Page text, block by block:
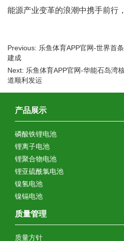
能源产业变革的浪潮中携手前行
Previous: 乐鱼体育APP官网-世界首
建成
Next: 乐鱼体育APP官网-华能石岛湾
道顺利发运
产品展示
磷酸铁锂电池
锂离子电池
锂聚合物电池
锂亚硫酰氯电池
镍氢电池
镍镉电池
质量管理
质量方针